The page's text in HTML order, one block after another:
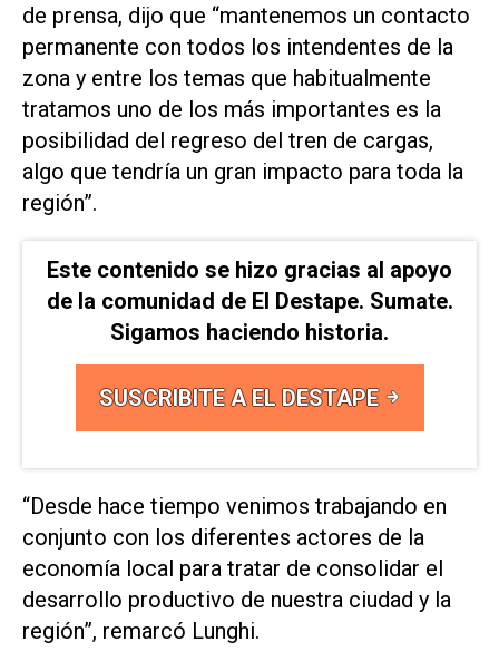
de prensa, dijo que “mantenemos un contacto
permanente con todos los intendentes de la
zona y entre los temas que habitualmente
tratamos uno de los más importantes es la
posibilidad del regreso del tren de cargas,
algo que tendría un gran impacto para toda la
región”.
Este contenido se hizo gracias al apoyo
de la comunidad de El Destape. Sumate.
Sigamos haciendo historia.
SUSCRIBITE A EL DESTAPE
“Desde hace tiempo venimos trabajando en
conjunto con los diferentes actores de la
economía local para tratar de consolidar el
desarrollo productivo de nuestra ciudad y la
región”, remarcó Lunghi.